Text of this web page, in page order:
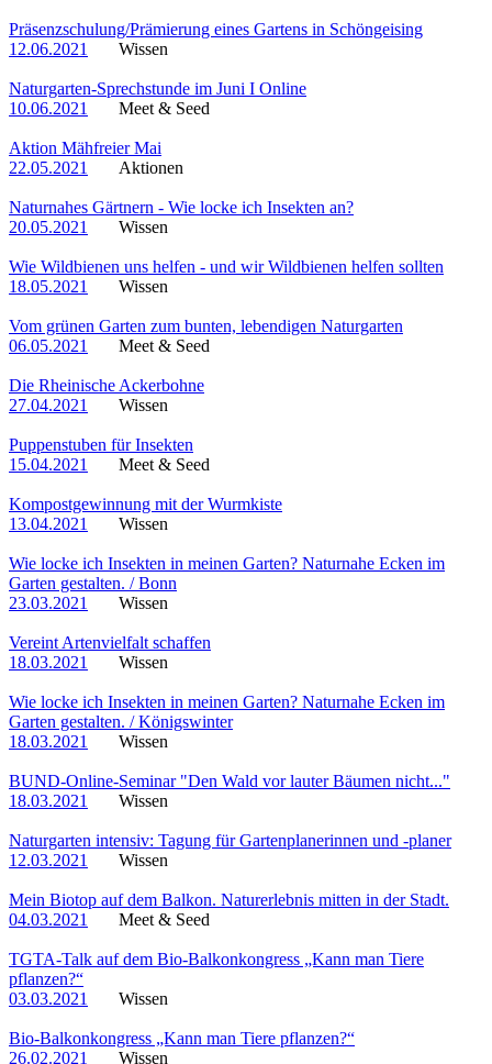
Präsenzschulung/Prämierung eines Gartens in Schöngeising
12.06.2021
Wissen
Naturgarten-Sprechstunde im Juni I Online
10.06.2021
Meet & Seed
Aktion Mähfreier Mai
22.05.2021
Aktionen
Naturnahes Gärtnern - Wie locke ich Insekten an?
20.05.2021
Wissen
Wie Wildbienen uns helfen - und wir Wildbienen helfen sollten
18.05.2021
Wissen
Vom grünen Garten zum bunten, lebendigen Naturgarten
06.05.2021
Meet & Seed
Die Rheinische Ackerbohne
27.04.2021
Wissen
Puppenstuben für Insekten
15.04.2021
Meet & Seed
Kompostgewinnung mit der Wurmkiste
13.04.2021
Wissen
Wie locke ich Insekten in meinen Garten? Naturnahe Ecken im
Garten gestalten. / Bonn
23.03.2021
Wissen
Vereint Artenvielfalt schaffen
18.03.2021
Wissen
Wie locke ich Insekten in meinen Garten? Naturnahe Ecken im
Garten gestalten. / Königswinter
18.03.2021
Wissen
BUND-Online-Seminar "Den Wald vor lauter Bäumen nicht..."
18.03.2021
Wissen
Naturgarten intensiv: Tagung für Gartenplanerinnen und -planer
12.03.2021
Wissen
Mein Biotop auf dem Balkon. Naturerlebnis mitten in der Stadt.
04.03.2021
Meet & Seed
TGTA-Talk auf dem Bio-Balkonkongress „Kann man Tiere
pflanzen?“
03.03.2021
Wissen
Bio-Balkonkongress „Kann man Tiere pflanzen?“
26.02.2021
Wissen